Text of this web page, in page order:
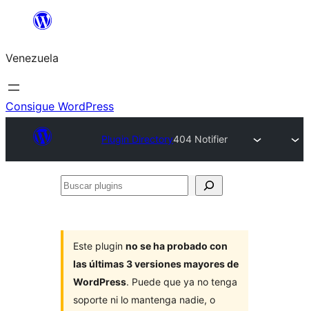
Saltar
contenido
Venezuela
Consigue WordPress
Plugin Directory404 Notifier
Buscar
Este plugin no se ha probado con
las últimas 3 versiones mayores de
WordPress. Puede que ya no tenga
soporte ni lo mantenga nadie, o